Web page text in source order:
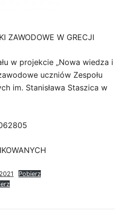
ZAWODOWE W GRECJI
w projekcie „Nowa wiedza i
uczniów Zespołu
im. Stanisława Staszica w
Pobierz